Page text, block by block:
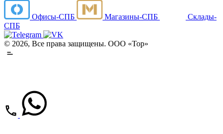
Офисы-СПБ Магазины-СПБ
Склады-
СПБ
© 2026, Все права защищены. ООО «Тор»